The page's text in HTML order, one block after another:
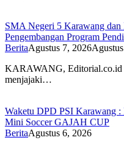
SMA Negeri 5 Karawang
Pengembangan Program
BeritaAgustus 7, 2026
KARAWANG, Editorial.co.id
menjajaki…
Waketu DPD PSI Karawang :
Mini Soccer GAJAH CUP
BeritaAgustus 6, 2026